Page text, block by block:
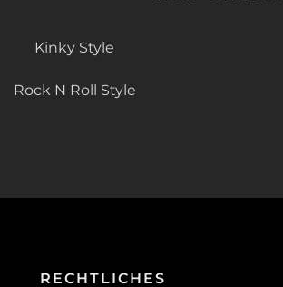
Kinky Style
Rock N Roll Style
RECHTLICHES